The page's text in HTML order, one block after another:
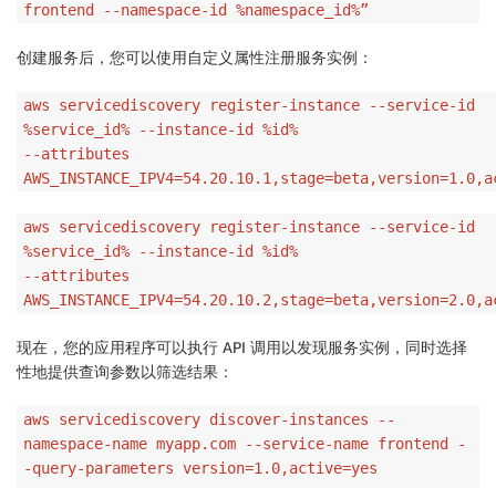
frontend --namespace-id %namespace_id%”
创建服务后，您可以使用自定义属性注册服务实例：
aws servicediscovery register-instance --service-id
%service_id% --instance-id %id%
--attributes
aws servicediscovery register-instance --service-id
%service_id% --instance-id %id%
--attributes
现在，您的应用程序可以执行 API 调用以发现服务实例，同时选择
性地提供查询参数以筛选结果：
aws servicediscovery discover-instances --
namespace-name myapp.com --service-name frontend -
-query-parameters version=1.0,active=yes